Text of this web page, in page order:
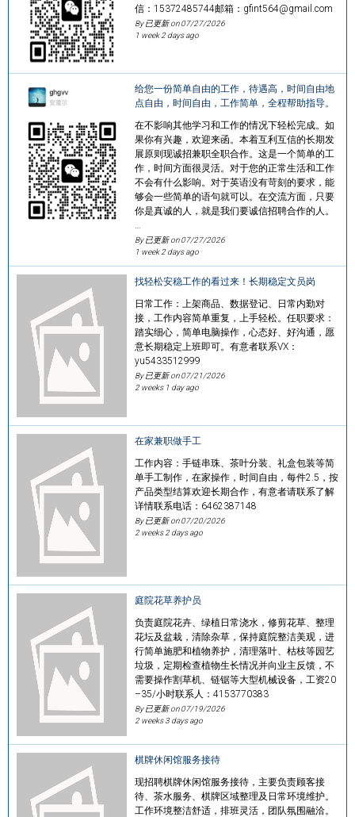
信：15372485744邮箱：gfint564@gmail.com
By 已更新 on07/27/2026
1 week 2 days ago
给您一份简单自由的工作，待遇高，时间自由地
点自由，时间自由，工作简单，全程帮助指导。
在不影响其他学习和工作的情况下轻松完成。如
果你有兴趣，欢迎来函。本着互利互信的长期发
展原则现诚招兼职全职合作。这是一个简单的工
作，时间方面很灵活。对于您的正常生活和工作
不会有什么影响。对于英语没有苛刻的要求，能
够会一些简单的语句就可以。在交流方面，只要
你是真诚的人，就是我们要诚信招聘合作的人。
By 已更新 on07/27/2026
1 week 2 days ago
找轻松安稳工作的看过来！长期稳定文员岗
日常工作：上架商品、数据登记、日常内勤对
接，工作内容简单重复，上手轻松。任职要求：
踏实细心，简单电脑操作，心态好、好沟通，愿
意长期稳定上班即可。有意者联系VX：
yu5433512999
By 已更新 on07/21/2026
2 weeks 1 day ago
在家兼职做手工
工作内容：手链串珠、茶叶分装、礼盒包装等简
单手工制作，在家操作，时间自由，每件2.5，按
产品类型结算欢迎长期合作，有意者请联系了解
详情联系电话：6462387148
By 已更新 on07/20/2026
2 weeks 2 days ago
庭院花草养护员
负责庭院花卉、绿植日常浇水，修剪花草、整理
花坛及盆栽，清除杂草，保持庭院整洁美观，进
行简单施肥和植物养护，清理落叶、枯枝等园艺
垃圾，定期检查植物生长情况并向业主反馈，不
需要操作割草机、链锯等大型机械设备，工资20
–35/小时联系人：4153770383
By 已更新 on07/19/2026
2 weeks 3 days ago
棋牌休闲馆服务接待
现招聘棋牌休闲馆服务接待，主要负责顾客接
待、茶水服务、棋牌区域整理及日常环境维护。
工作环境整洁舒适，排班灵活，团队氛围融洽。